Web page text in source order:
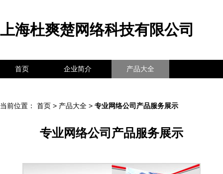
上海杜爽楚网络科技有限公司
首页 企业简介 产品大全
当前位置： 首页 > 产品大全 > 专业网络公司产品服务展示
专业网络公司产品服务展示